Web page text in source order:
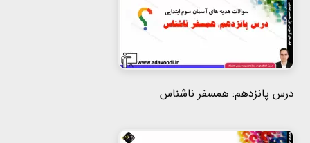
درس پانزدهم: همسفر ناشناس